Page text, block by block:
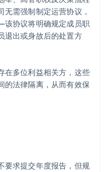
需强制制定运营协议，
协议将明确规定成员职
退出或身故后的处置方
在多位利益相关方，这些
的法律隔离，从而有效保
要求提交年度报告，但规